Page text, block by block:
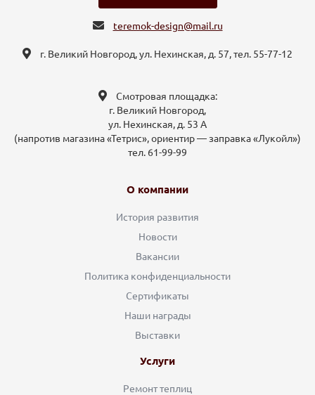
teremok-design@mail.ru
г. Великий Новгород, ул. Нехинская, д. 57, тел. 55-77-12
Смотровая площадка:
г. Великий Новгород,
ул. Нехинская, д. 53 А
(напротив магазина «Тетрис», ориентир — заправка «Лукойл»)
тел. 61-99-99
О компании
История развития
Новости
Вакансии
Политика конфиденциальности
Сертификаты
Наши награды
Выставки
Услуги
Ремонт теплиц